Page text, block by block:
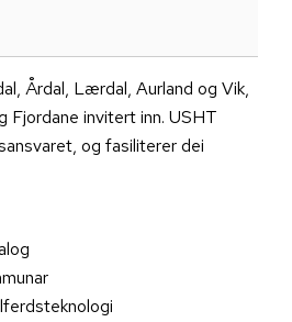
Årdal, Lærdal, Aurland og Vik,
Fjordane invitert inn. USHT
og fasiliterer dei